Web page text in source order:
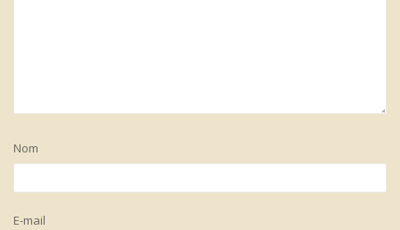
Nom
E-mail